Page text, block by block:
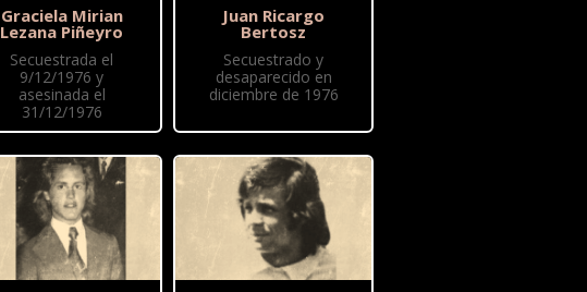
Graciela Mirian
Lezana Piñeyro
Secuestrada el
9/12/1976 y
asesinada el
31/12/1976
Juan Ricargo
Bertosz
Secuestrado y
desaparecido en
diciembre de 1976